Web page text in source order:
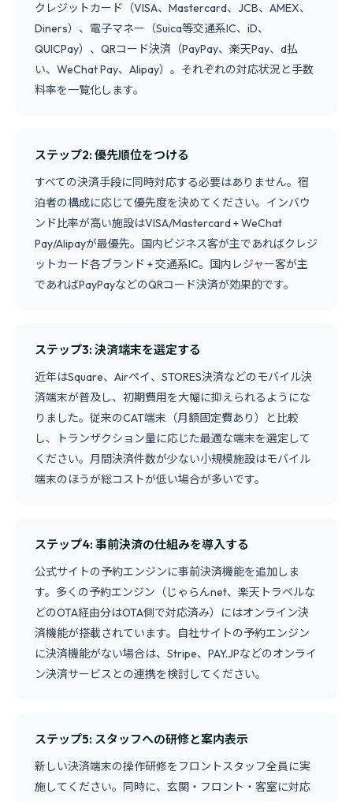
クレジットカード（VISA、Mastercard、JCB、AMEX、
Diners）、電子マネー（Suica等交通系IC、iD、
QUICPay）、QRコード決済（PayPay、楽天Pay、d払
い、WeChat Pay、Alipay）。それぞれの対応状況と手数
料率を一覧化します。
ステップ2: 優先順位をつける
すべての決済手段に同時対応する必要はありません。宿
泊者の構成に応じて優先度を決めてください。インバウ
ンド比率が高い施設はVISA/Mastercard + WeChat
Pay/Alipayが最優先。国内ビジネス客が主であればクレジ
ットカード各ブランド + 交通系IC。国内レジャー客が主
であればPayPayなどのQRコード決済が効果的です。
ステップ3: 決済端末を選定する
近年はSquare、Airペイ、STORES決済などのモバイル決
済端末が普及し、初期費用を大幅に抑えられるようにな
りました。従来のCAT端末（月額固定費あり）と比較
し、トランザクション量に応じた最適な端末を選定して
ください。月間決済件数が少ない小規模施設はモバイル
端末のほうが総コストが低い場合が多いです。
ステップ4: 事前決済の仕組みを導入する
公式サイトの予約エンジンに事前決済機能を追加しま
す。多くの予約エンジン（じゃらんnet、楽天トラベルな
どのOTA経由分はOTA側で対応済み）にはオンライン決
済機能が搭載されています。自社サイトの予約エンジン
に決済機能がない場合は、Stripe、PAY.JPなどのオンライ
ン決済サービスとの連携を検討してください。
ステップ5: スタッフへの研修と案内表示
新しい決済端末の操作研修をフロントスタッフ全員に実
施してください。同時に、玄関・フロント・客室に対応